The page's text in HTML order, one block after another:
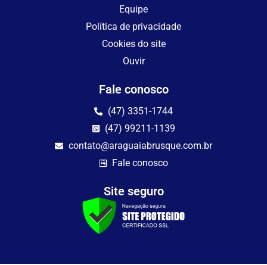
Equipe
Política de privacidade
Cookies do site
Ouvir
Fale conosco
(47) 3351-1744
(47) 99211-1139
contato@araguaiabrusque.com.br
Fale conosco
Site seguro